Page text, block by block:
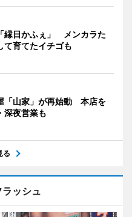
縁日かふぇ」 メンカラた
て育てたイチゴも
「山家」が再始動 本店を
深夜営業も
る
ッシュ